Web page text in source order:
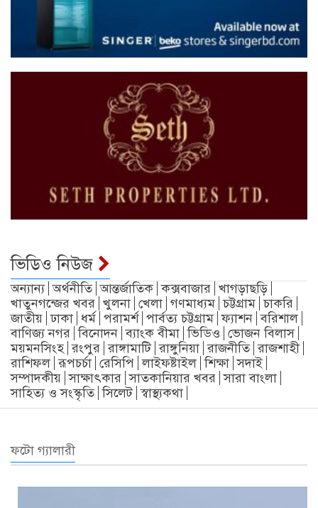
ভিডিও নিউজ
অন্যান্য অর্থনীতি আন্তর্জাতিক কক্সবাজার খাগড়াছড়ি
খাতুনগন্জের খবর খুলনা খেলা গণমাধ্যম চট্টগ্রাম চাকরি
জাতীয় ঢাকা ধর্ম পরামর্শ পার্বত্য চট্টগ্রাম ফ্যাশন বরিশাল
বাণিজ্য নগর বিনোদন ব্যাংক বীমা ভিডিও ভোজন বিলাস
ময়মনসিংহ রংপুর রাঙ্গামাটি রাঙ্গুনিয়া রাজনীতি রাজশাহী
রাশিফল রূপচর্চা রেসিপি লাইফষ্টাইল শিক্ষা সদাই
সম্পাদকীয় সাক্ষাৎকার সাতকানিয়ার খবর সারা বাংলা
সাহিত্য ও সংস্কৃতি সিলেট স্বাস্থ্যকথা
ফটো গ্যালারী